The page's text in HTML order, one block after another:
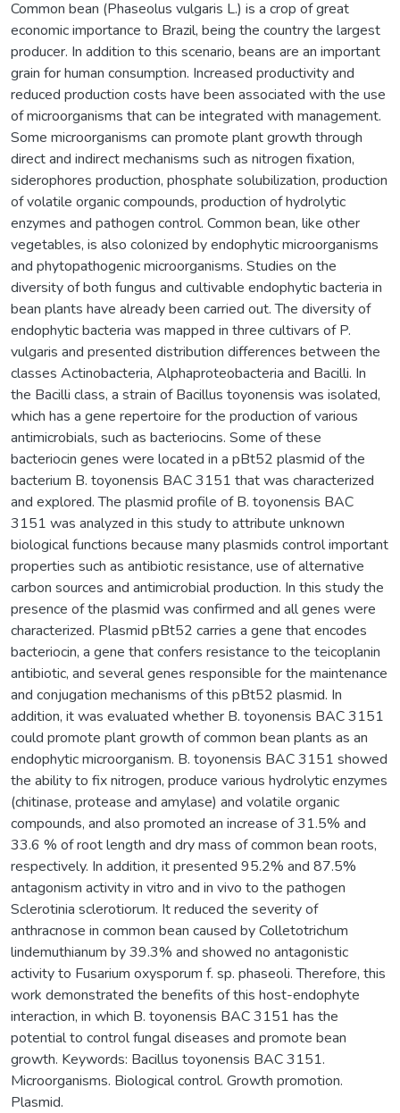
Common bean (Phaseolus vulgaris L.) is a crop of great
economic importance to Brazil, being the country the largest
producer. In addition to this scenario, beans are an important
grain for human consumption. Increased productivity and
reduced production costs have been associated with the use
of microorganisms that can be integrated with management.
Some microorganisms can promote plant growth through
direct and indirect mechanisms such as nitrogen fixation,
siderophores production, phosphate solubilization, production
of volatile organic compounds, production of hydrolytic
enzymes and pathogen control. Common bean, like other
vegetables, is also colonized by endophytic microorganisms
and phytopathogenic microorganisms. Studies on the
diversity of both fungus and cultivable endophytic bacteria in
bean plants have already been carried out. The diversity of
endophytic bacteria was mapped in three cultivars of P.
vulgaris and presented distribution differences between the
classes Actinobacteria, Alphaproteobacteria and Bacilli. In
the Bacilli class, a strain of Bacillus toyonensis was isolated,
which has a gene repertoire for the production of various
antimicrobials, such as bacteriocins. Some of these
bacteriocin genes were located in a pBt52 plasmid of the
bacterium B. toyonensis BAC 3151 that was characterized
and explored. The plasmid profile of B. toyonensis BAC
3151 was analyzed in this study to attribute unknown
biological functions because many plasmids control important
properties such as antibiotic resistance, use of alternative
carbon sources and antimicrobial production. In this study the
presence of the plasmid was confirmed and all genes were
characterized. Plasmid pBt52 carries a gene that encodes
bacteriocin, a gene that confers resistance to the teicoplanin
antibiotic, and several genes responsible for the maintenance
and conjugation mechanisms of this pBt52 plasmid. In
addition, it was evaluated whether B. toyonensis BAC 3151
could promote plant growth of common bean plants as an
endophytic microorganism. B. toyonensis BAC 3151 showed
the ability to fix nitrogen, produce various hydrolytic enzymes
(chitinase, protease and amylase) and volatile organic
compounds, and also promoted an increase of 31.5% and
33.6 % of root length and dry mass of common bean roots,
respectively. In addition, it presented 95.2% and 87.5%
antagonism activity in vitro and in vivo to the pathogen
Sclerotinia sclerotiorum. It reduced the severity of
anthracnose in common bean caused by Colletotrichum
lindemuthianum by 39.3% and showed no antagonistic
activity to Fusarium oxysporum f. sp. phaseoli. Therefore, this
work demonstrated the benefits of this host-endophyte
interaction, in which B. toyonensis BAC 3151 has the
potential to control fungal diseases and promote bean
growth. Keywords: Bacillus toyonensis BAC 3151.
Microorganisms. Biological control. Growth promotion.
Plasmid.